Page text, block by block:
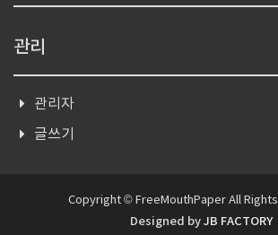
관리
관리자
글쓰기
Copyright © FreeMouthPaper All
Designed byJB FACTORY